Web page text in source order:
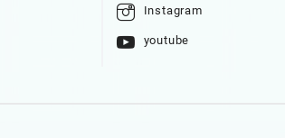
Instagram
youtube